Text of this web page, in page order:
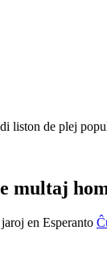
liston de plej
multaj
en Esperanto